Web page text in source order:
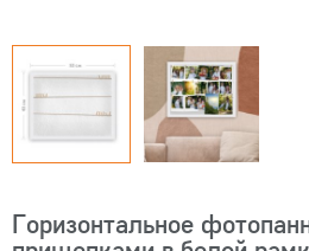
Горизонтальное